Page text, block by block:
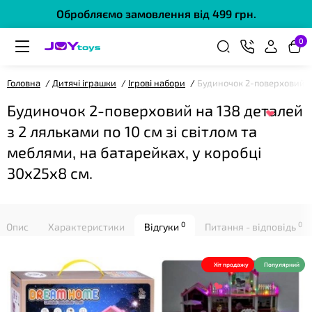
Обробляємо замовлення від 499 грн.
0
Головна Дитячі іграшки Ігрові набори Будиночок 2-поверховий
Будиночок 2-поверховий на 138 деталей
з 2 ляльками по 10 см зі світлом та
меблями, на батарейках, у коробці
30х25х8 см.
Опис Характеристики Відгуки 0 Питання - відповідь 0
Хіт продажу Популярний
❤